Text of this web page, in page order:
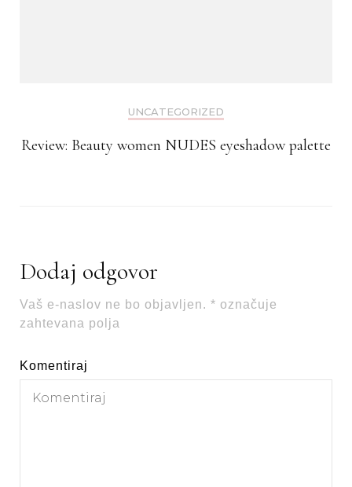
UNCATEGORIZED
Review: Beauty women NUDES eyeshadow palette
Dodaj odgovor
Vaš e-naslov ne bo objavljen. * označuje
zahtevana polja
Komentiraj